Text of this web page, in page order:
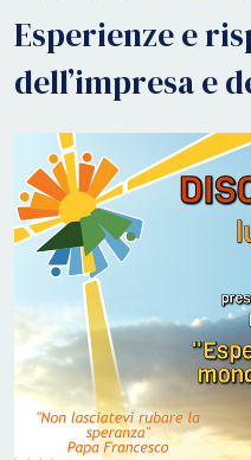
Esperienze e
dell’impresa e